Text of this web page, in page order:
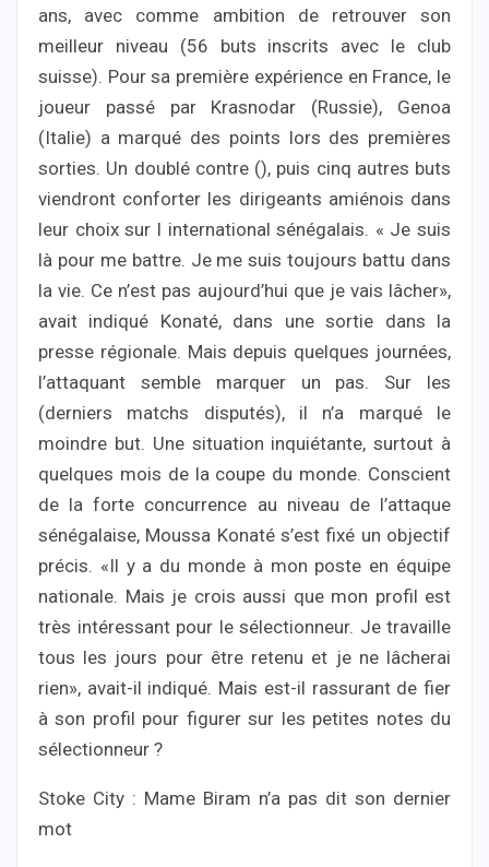
ans, avec comme ambition de retrouver son
meilleur niveau (56 buts inscrits avec le club
suisse). Pour sa première expérience en France, le
joueur passé par Krasnodar (Russie), Genoa
(Italie) a marqué des points lors des premières
sorties. Un doublé contre (), puis cinq autres buts
viendront conforter les dirigeants amiénois dans
leur choix sur l international sénégalais. « Je suis
là pour me battre. Je me suis toujours battu dans
la vie. Ce n’est pas aujourd’hui que je vais lâcher»,
avait indiqué Konaté, dans une sortie dans la
presse régionale. Mais depuis quelques journées,
l’attaquant semble marquer un pas. Sur les
(derniers matchs disputés), il n’a marqué le
moindre but. Une situation inquiétante, surtout à
quelques mois de la coupe du monde. Conscient
de la forte concurrence au niveau de l’attaque
sénégalaise, Moussa Konaté s’est fixé un objectif
précis. «Il y a du monde à mon poste en équipe
nationale. Mais je crois aussi que mon profil est
très intéressant pour le sélectionneur. Je travaille
tous les jours pour être retenu et je ne lâcherai
rien», avait-il indiqué. Mais est-il rassurant de fier
à son profil pour figurer sur les petites notes du
sélectionneur ?
Stoke City : Mame Biram n’a pas dit son dernier
mot